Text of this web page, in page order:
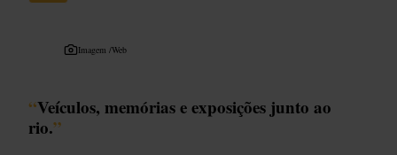
Imagem /Web
“Veículos, memórias e exposições junto ao
rio.”